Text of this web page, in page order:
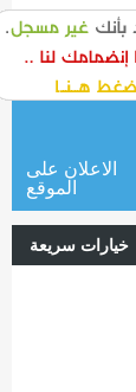
or login
خيارات سريعة
الاعلان على
الموقع